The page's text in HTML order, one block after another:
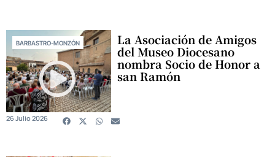
BARBASTRO-MONZÓN La Asociación de Amigos
del Museo Diocesano
nombra Socio de Honor a
san Ramón
26 Julio 2026